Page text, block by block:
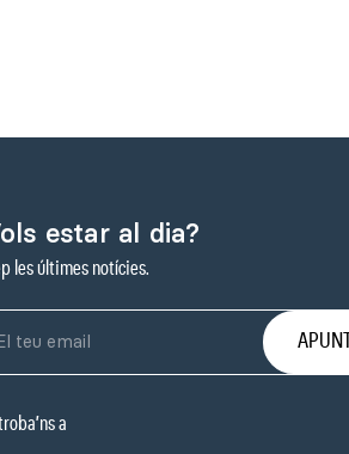
estar al dia?
les últimes notícies.
a